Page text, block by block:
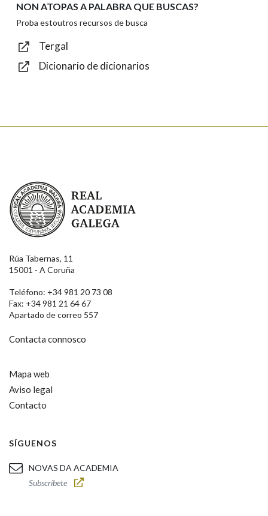
Texto de verificación
NON ATOPAS A PALABRA QUE BUSCAS?
Proba estoutros recursos de busca
Tergal
Dicionario de dicionarios
Real Academia Galega
Rúa Tabernas, 11
15001 - A Coruña
Teléfono: +34 981 20 73 08
Fax: +34 981 21 64 67
Apartado de correo 557
Contacta connosco
Mapa web
Aviso legal
Contacto
SÍGUENOS
NOVAS DA ACADEMIA
Subscríbete